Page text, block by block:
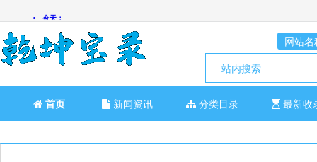
网站名
站内搜索
首页 新闻资讯 分类目录 最新收